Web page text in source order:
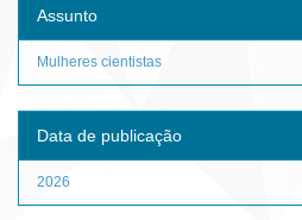
Assunto
Mulheres cientistas
Data de publicação
2026